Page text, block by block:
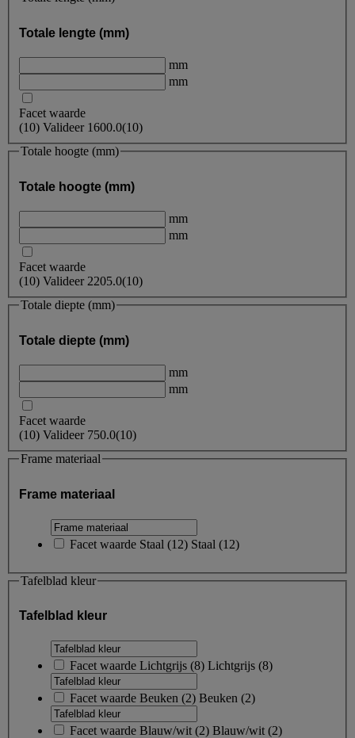
Totale lengte (mm)
mm
mm
Facet waarde
(10) Valideer 1600.0(10)
Totale hoogte (mm)
Totale hoogte (mm)
mm
mm
Facet waarde
(10) Valideer 2205.0(10)
Totale diepte (mm)
Totale diepte (mm)
mm
mm
Facet waarde
(10) Valideer 750.0(10)
Frame materiaal
Frame materiaal
Facet waarde Staal (12) Staal (12)
Tafelblad kleur
Tafelblad kleur
Facet waarde Lichtgrijs (8) Lichtgrijs (8)
Facet waarde Beuken (2) Beuken (2)
Facet waarde Blauw/wit (2) Blauw/wit (2)